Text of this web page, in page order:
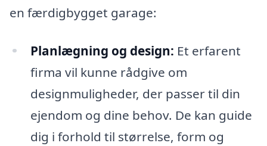
en færdigbygget garage:
Planlægning og design: Et erfarent
firma vil kunne rådgive om
designmuligheder, der passer til din
ejendom og dine behov. De kan guide
dig i forhold til størrelse, form og